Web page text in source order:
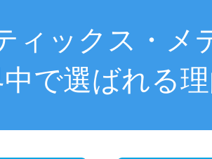
ィックス・メ
で選ばれる